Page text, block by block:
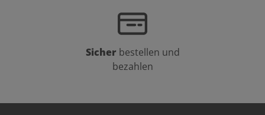
Sicher bestellen und
bezahlen